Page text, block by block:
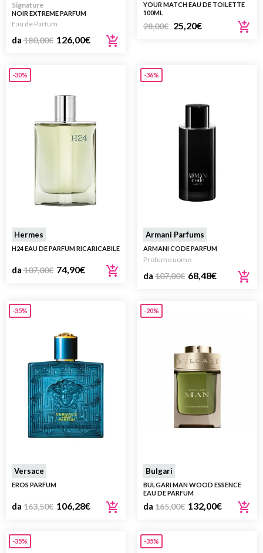
Signature
NOIR EXTREME PARFUM
Eau de Parfum
da 180,00€ 126,00€
YOUR MATCH EAU DE TOILETTE
100ML
28,00€ 25,20€
-30%
Hermes
H24 EAU DE PARFUM RICARICABILE
da 107,00€ 74,90€
-36%
Armani Parfums
ARMANI CODE PARFUM
Profumo uomo
da 107,00€ 68,48€
-35%
Versace
EROS PARFUM
da 163,50€ 106,28€
-20%
Bulgari
BULGARI MAN WOOD ESSENCE
EAU DE PARFUM
da 165,00€ 132,00€
-35% -35%